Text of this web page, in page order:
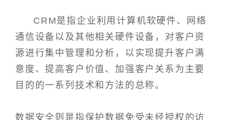
CRM是指企业利用计算机软硬件、网络
通信设备以及其他相关硬件设备，对客户资
源进行集中管理和分析，以实现提升客户满
意度、提高客户价值、加强客户关系为主要
目的的一系列技术和方法的总称。
数据安全则是指保护数据免受未经授权的访